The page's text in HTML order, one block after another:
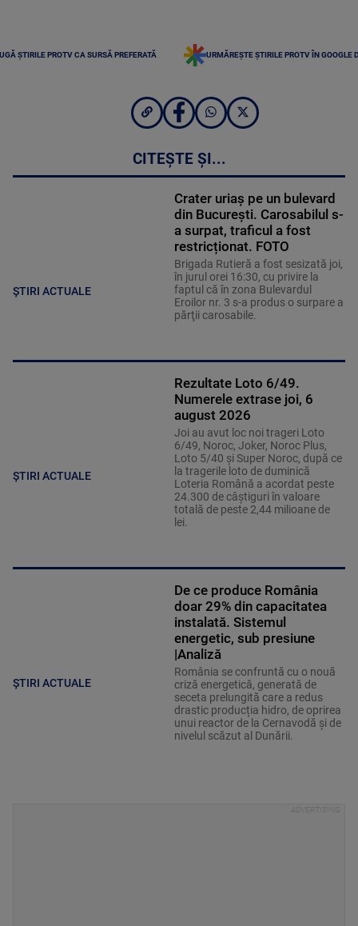
ȘTIRILE PROTV CA SURSĂ PREFERATĂ URMĂREȘTE ȘTIRILE PROTV ÎN GOOGLE
CITEȘTE ȘI...
ȘTIRI ACTUALE
Crater uriaș pe un bulevard
din București. Carosabilul s-
a surpat, traficul a fost
restricționat. FOTO
Brigada Rutieră a fost sesizată joi,
în jurul orei 16:30, cu privire la
faptul că în zona Bulevardul
Eroilor nr. 3 s-a produs o surpare a
părţii carosabile.
ȘTIRI ACTUALE
Rezultate Loto 6/49.
Numerele extrase joi, 6
august 2026
Joi au avut loc noi trageri Loto
6/49, Noroc, Joker, Noroc Plus,
Loto 5/40 şi Super Noroc, după ce
la tragerile loto de duminică
Loteria Română a acordat peste
24.300 de câştiguri în valoare
totală de peste 2,44 milioane de
lei.
ȘTIRI ACTUALE
De ce produce România
doar 29% din capacitatea
instalată. Sistemul
energetic, sub presiune
|Analiză
România se confruntă cu o nouă
criză energetică, generată de
seceta prelungită care a redus
drastic producția hidro, de oprirea
unui reactor de la Cernavodă și de
nivelul scăzut al Dunării.